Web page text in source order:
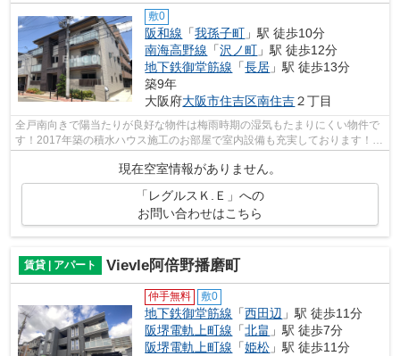
敷0
阪和線 「我孫子町 」駅 徒歩10分
南海高野線 「沢ノ町 」駅 徒歩12分
地下鉄御堂筋線 「長居 」駅 徒歩13分
築9年
大阪府大阪市住吉区南住吉２丁目
全戸南向きで陽当たりが良好な物件は梅雨時期の湿気もたまりにくい物件で
す！2017年築の積水ハウス施工のお部屋で室内設備も充実しております！お
問い合わせは06-6769-1065またはinfo@...
現在空室情報がありません。
「レグルスＫ.Ｅ」への
お問い合わせはこちら
賃貸 | アパート Vievle阿倍野播磨町
仲手無料 敷0
地下鉄御堂筋線 「西田辺 」駅 徒歩11分
阪堺電軌上町線 「北畠 」駅 徒歩7分
阪堺電軌上町線 「姫松 」駅 徒歩11分